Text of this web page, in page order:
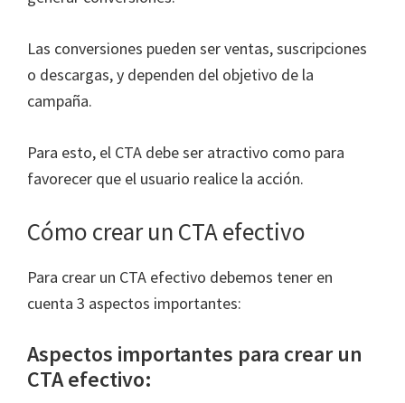
Las conversiones pueden ser ventas, suscripciones
o descargas, y dependen del objetivo de la
campaña.
Para esto, el CTA debe ser atractivo como para
favorecer que el usuario realice la acción.
Cómo crear un CTA efectivo
Para crear un CTA efectivo debemos tener en
cuenta 3 aspectos importantes:
Aspectos importantes para crear un
CTA efectivo: